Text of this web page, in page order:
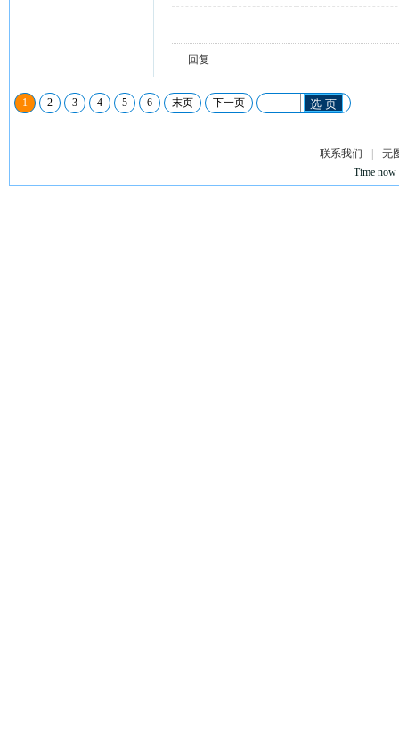
回复
1 2 3 4 5 6 末页 下一页 选 页
联系我们
无
Time now